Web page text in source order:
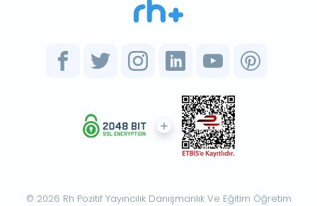
© 2026 Rh Pozitif Yayıncılık Danışmanlık Ve Eğitim Öğretim